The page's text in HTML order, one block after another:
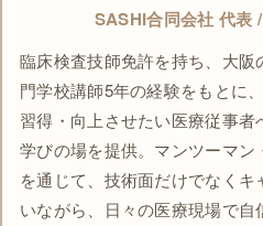
SASHI合同会社 代表
臨床検査技師免許を持ち、大
門学校講師5年の経験をもとに
習得・向上させたい医療従事者
学びの場を提供。マンツーマ
を通じて、技術面だけでなく
いながら、日々の医療現場で